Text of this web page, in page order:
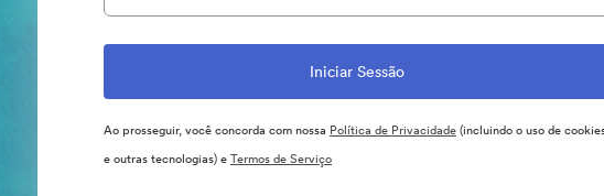
Ao prosseguir, você concorda com nossa Política de Privacidade(incluindo o uso de
e outras tecnologias) eTermos de Serviço